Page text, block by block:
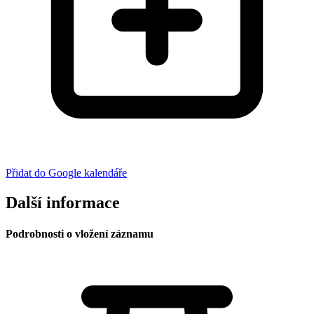
Přidat do Google kalendáře
Další informace
Podrobnosti o vložení záznamu